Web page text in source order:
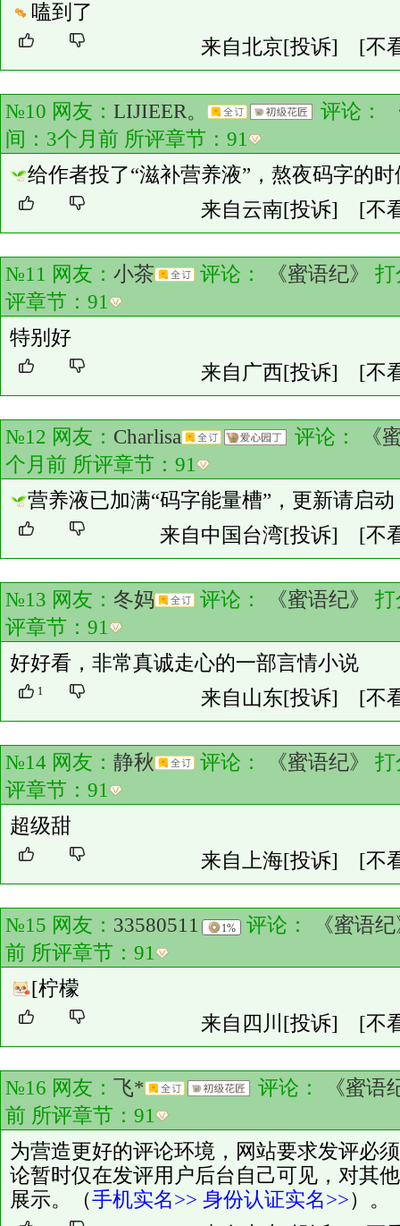
嗑到了
来自北京[投诉] [不
№10 网友： LIJIEER。 评论：
间：3个月前 所评章节： 91
给作者投了“滋补营养液”，熬夜码字的
来自云南[投诉] [不
№11 网友： 小茶 评论： 《蜜语纪》
打
评章节： 91
特别好
来自广西[投诉] [不
№12 网友： Charlisa 评论：
《
个月前 所评章节： 91
营养液已加满“码字能量槽”，更新请启动
来自中国台湾[投诉] [不
№13 网友： 冬妈 评论： 《蜜语纪》
打
评章节： 91
好好看，非常真诚走心的一部言情小说
1 来自山东[投诉] [不
№14 网友： 静秋 评论： 《蜜语纪》
打
评章节： 91
超级甜
来自上海[投诉] [不
№15 网友： 33580511 1% 评论：
《蜜语
前 所评章节： 91
[柠檬
来自四川 [投诉] [不
№16 网友： 飞* 评论：
《蜜语
前 所评章节： 91
为营造更好的评论环境，网站要求发评必
论暂时仅在发评用户后台自己可见，对其
展示。（手机实名>> 身份认证实名>>）。